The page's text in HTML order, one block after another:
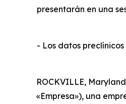
presentarán en una
- Los datos
ROCKVILLE,
«Empresa»), una